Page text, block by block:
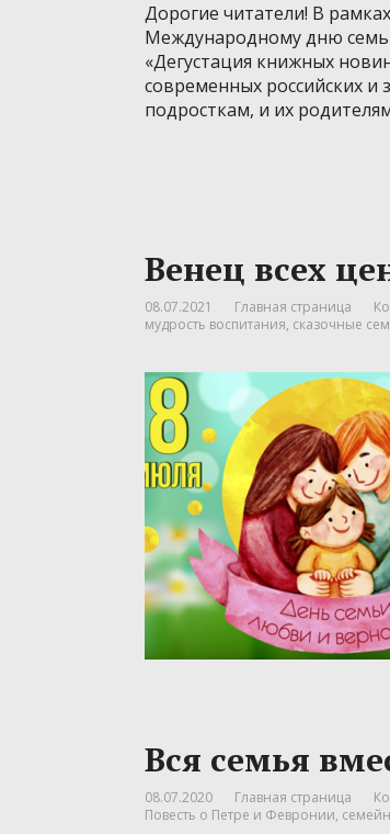
Дорогие читатели! В
Международному дню
«Дегустация книжных
современных российских и
подросткам, и их
Венец всех
08.07.2021 Главная страница
мудрость воспитания, сказочные
Вся семья
08.07.2020 Главная страница
Повесть о Петре и Февронии,